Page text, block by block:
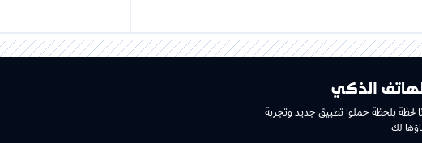
الذكي
لحظة بلحظة حملوا تطبيق جديد وتجربة
لك